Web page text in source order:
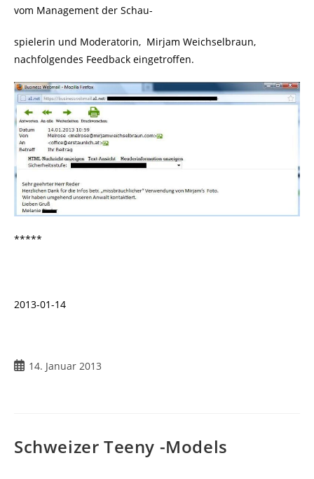
vom Management der Schau-
spielerin und Moderatorin, Mirjam Weichselbraun,
nachfolgendes Feedback eingetroffen.
*****
2013-01-14
Beitrag14. Januar 2013
Schweizer Teeny -Models